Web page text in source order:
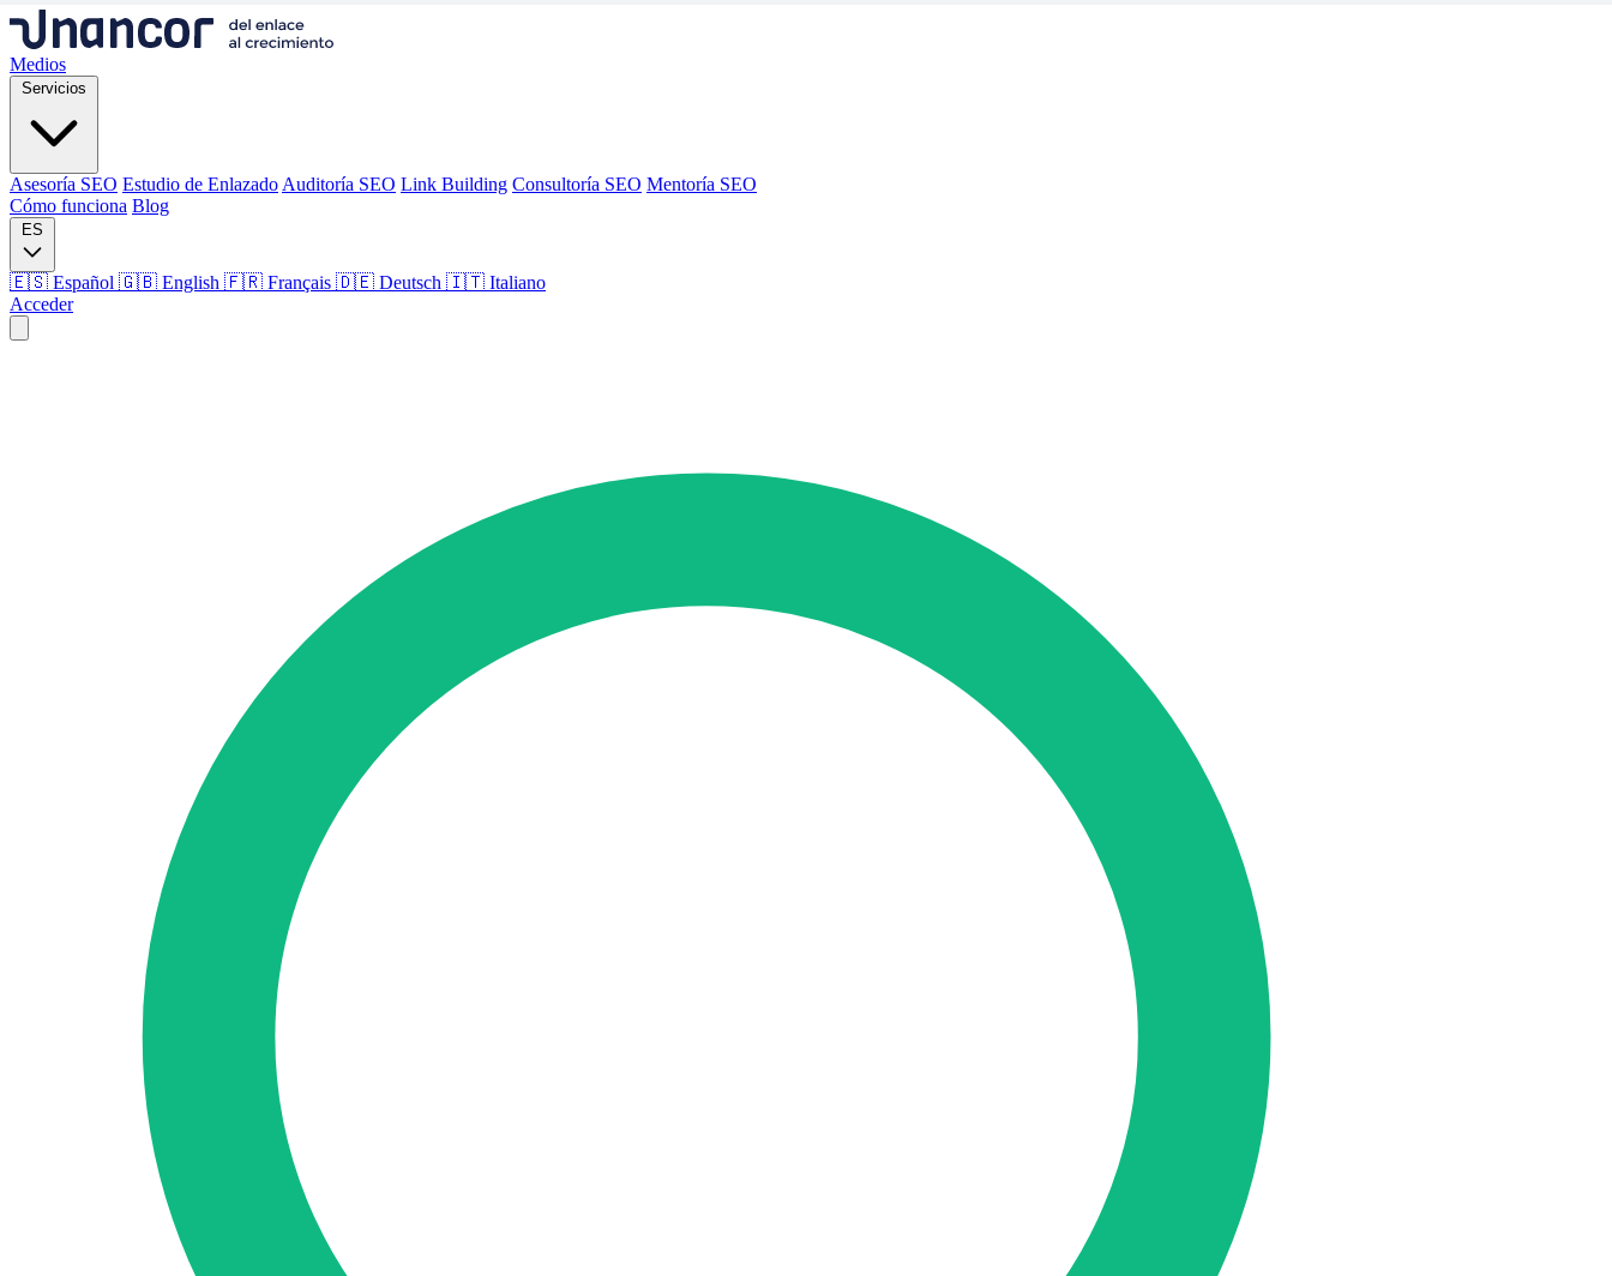
Medios
Servicios
Asesoría SEO Estudio de Enlazado Auditoría SEO Link Building Consultoría SEO Mentoría SEO
Cómo funciona Blog
ES
🇪🇸 Español 🇬🇧 English 🇫🇷 Français 🇩🇪 Deutsch 🇮🇹 Italiano
Acceder
Mentoría SEO